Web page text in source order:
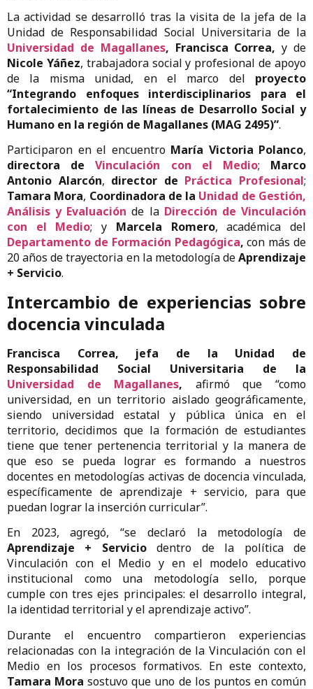
La actividad se desarrolló tras la visita de la jefa de la
Unidad de Responsabilidad Social Universitaria de la
Universidad de Magallanes, Francisca Correa, y de
Nicole Yáñez, trabajadora social y profesional de apoyo
de la misma unidad, en el marco del proyecto
“Integrando enfoques interdisciplinarios para el
fortalecimiento de las líneas de Desarrollo Social y
Humano en la región de Magallanes (MAG 2495)”.
Participaron en el encuentro María Victoria Polanco,
directora deVinculación con el Medio; Marco
Antonio Alarcón, director de Práctica Profesional;
Tamara Mora, Coordinadora de la Unidad de Gestión,
Análisis y Evaluación de la Dirección de Vinculación
con el Medio; y Marcela Romero, académica del
Departamento de Formación Pedagógica, con más de
20 años de trayectoria en la metodología deAprendizaje
+ Servicio.
Intercambio de experiencias sobre
docencia vinculada
Francisca Correa, jefa de la Unidad de
Responsabilidad Social Universitaria de la
Universidad de Magallanes, afirmó que “como
universidad, en un territorio aislado geográficamente,
siendo universidad estatal y pública única en el
territorio, decidimos que la formación de estudiantes
tiene que tener pertenencia territorial y la manera de
que eso se pueda lograr es formando a nuestros
docentes en metodologías activas de docencia vinculada,
específicamente de aprendizaje + servicio, para que
puedan lograr la inserción curricular”.
En 2023, agregó, “se declaró la metodología de
Aprendizaje + Serviciodentro de la política de
Vinculación con el Medio y en el modelo educativo
institucional como una metodología sello, porque
cumple con tres ejes principales: el desarrollo integral,
la identidad territorial y el aprendizaje activo”.
Durante el encuentro compartieron experiencias
relacionadas con la integración de la Vinculación con el
Medio en los procesos formativos. En este contexto,
Tamara Mora sostuvo que uno de los puntos en común